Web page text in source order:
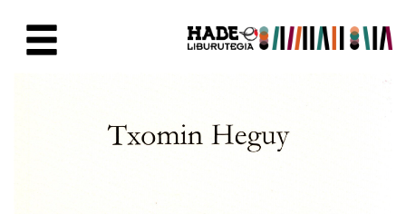
Eskuratu berriak Fitxa -